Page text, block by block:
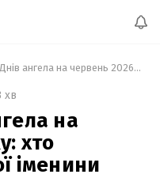
Календар Днів ангела на червень 2026 року: хто святкуватиме свої іменини
хв
на
хто
іменини